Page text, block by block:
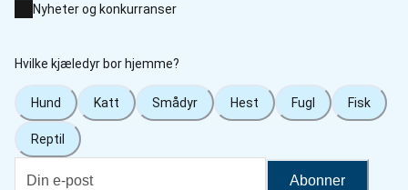
Nyheter og konkurranser
Hvilke kjæledyr bor hjemme?
Hund Katt Smådyr Hest Fugl Fisk
Reptil
Abonner